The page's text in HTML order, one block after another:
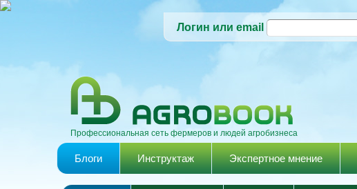
Логин или email
Профессиональная сеть фермеров и людей агробизнеса
Главное меню
Блоги Инструктаж Экспертное мнение